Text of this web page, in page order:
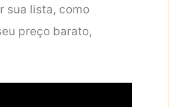
sua lista, como
preço barato,